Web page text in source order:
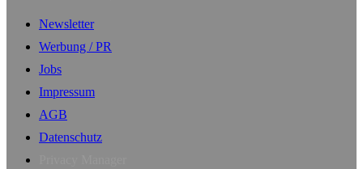
Newsletter
Werbung / PR
Jobs
Impressum
AGB
Datenschutz